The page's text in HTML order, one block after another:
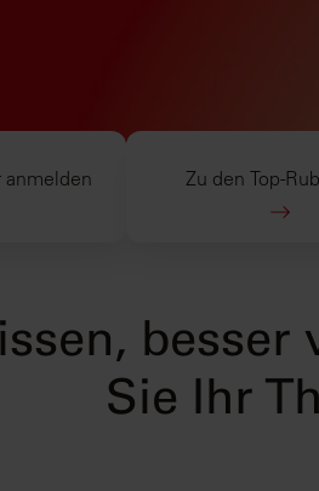
Zu den Top-
besser
Sie Ihr